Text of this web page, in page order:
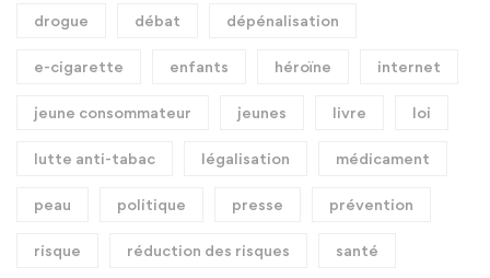
drogue débat dépénalisation
e-cigarette enfants héroïne internet
jeune consommateur jeunes livre loi
lutte anti-tabac légalisation médicament
peau politique presse prévention
risque réduction des risques santé